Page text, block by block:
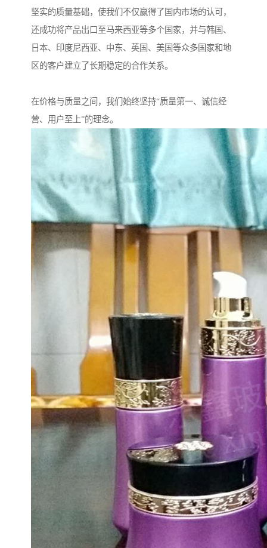
坚实的质量基础，使我们不仅赢得了国内市场的认可，
还成功将产品出口至马来西亚等多个国家，并与韩国、
日本、印度尼西亚、中东、英国、美国等众多国家和地
区的客户建立了长期稳定的合作关系。
在价格与质量之间，我们始终坚持“质量第一、诚信经
营、用户至上”的理念。